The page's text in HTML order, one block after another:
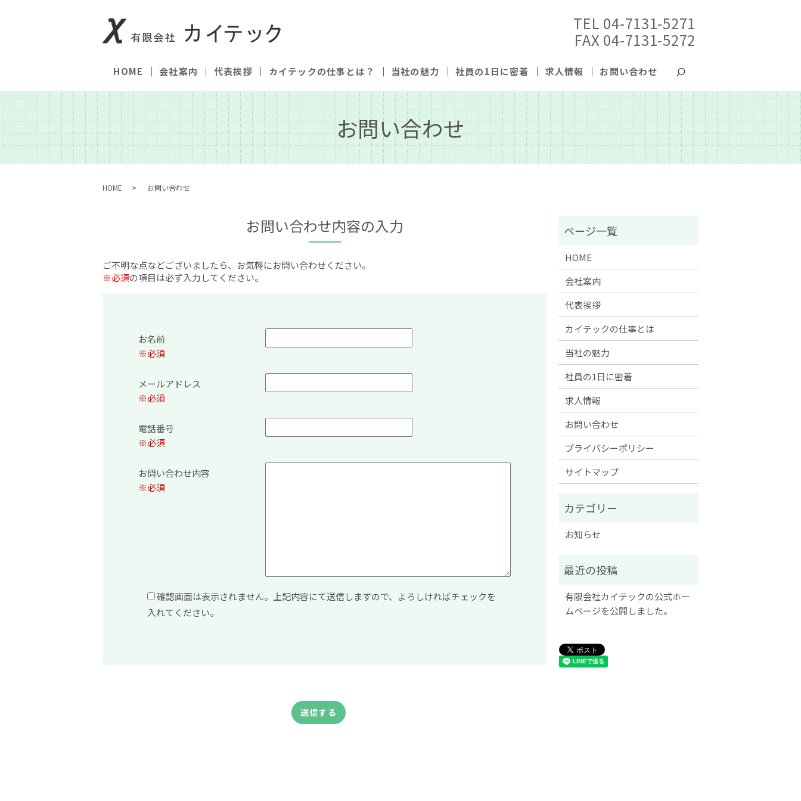
TEL 04-7131-5271
FAX 04-7131-5272
HOME 会社案内 代表挨拶 カイテックの仕事とは？ 当社の魅力 社員の1日に密着 求人情報 お問い合わせ search
お問い合わせ
HOME お問い合わせ
お問い合わせ内容の入力
ご不明な点などございましたら、お気軽にお問い合わせください。
※必須の項目は必ず入力してください。
お名前
※必須
メールアドレス
※必須
電話番号
※必須
お問い合わせ内容
※必須
確認画面は表示されません。上記内容にて送信しますので、よろしければチェックを
入れてください。
HOME
会社案内
代表挨拶
カイテックの仕事とは
当社の魅力
社員の1日に密着
求人情報
お問い合わせ
プライバシーポリシー
サイトマップ
お知らせ
有限会社カイテックの公式ホー
ムページを公開しました。